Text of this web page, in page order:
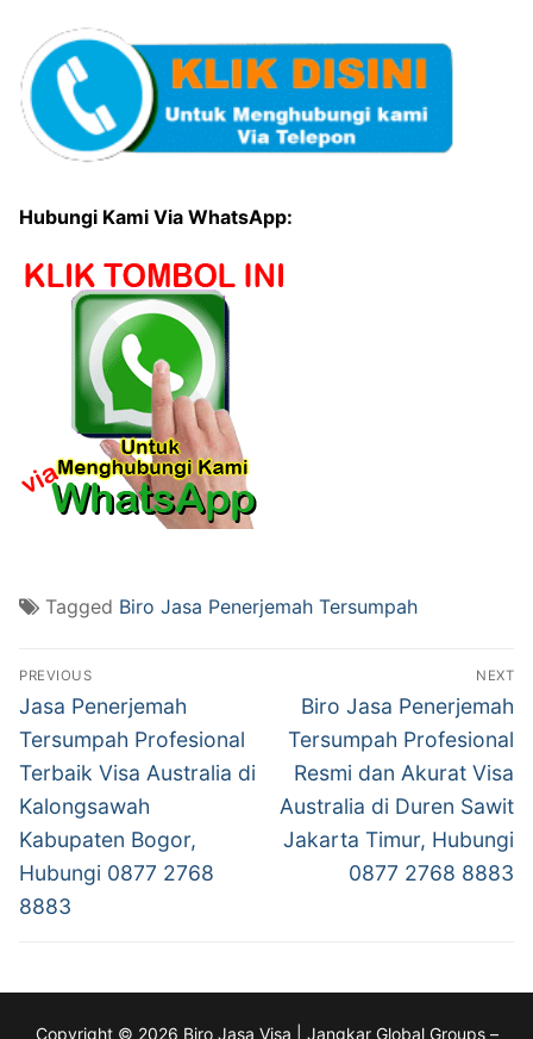
Hubungi Kami Via WhatsApp:
Tagged Biro Jasa Penerjemah Tersumpah
Post
navigation
PREVIOUS
Previous
post:
Jasa Penerjemah
Tersumpah Profesional
Terbaik Visa Australia di
Kalongsawah
Kabupaten Bogor,
Hubungi 0877 2768
8883
NEXT
Next
post:
Biro Jasa Penerjemah
Tersumpah Profesional
Resmi dan Akurat Visa
Australia di Duren Sawit
Jakarta Timur, Hubungi
0877 2768 8883
Copyright © 2026 Biro Jasa Visa | Jangkar Global Groups –